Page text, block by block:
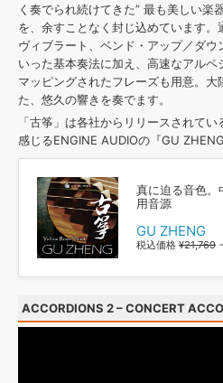
く奏でられ続けてきた” 最も美しい楽
を、余すことなく封じ込めています。
ヴィブラート、ベンド・アップ／ダウ
いった基本奏法に加え、高速なアルペ
マッピングされたフレーズも用意。大
た、悠久の響きを奏でます。
「古筝」は各社からリリースされて
感じるENGINE AUDIOの『GU
真に迫る音色。
用音源
GU ZHENG
税込価格 ¥21,769
ACCORDIONS 2 – CONCERT